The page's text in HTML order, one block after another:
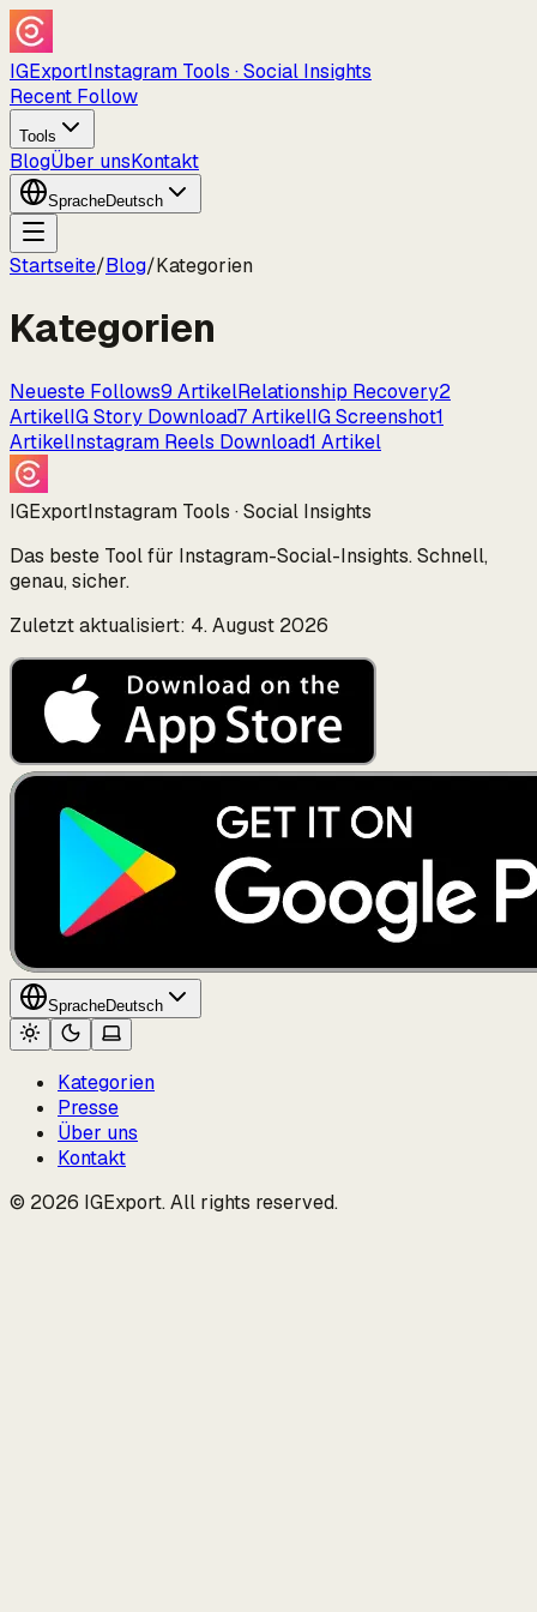
IGExportInstagram Tools · Social Insights
Recent Follow
Tools
BlogÜber unsKontakt
SpracheDeutsch
Startseite/Blog/Kategorien
Kategorien
Neueste Follows9 ArtikelRelationship Recovery2
ArtikelIG Story Download7ArtikelIG Screenshot1
ArtikelInstagram Reels Download1 Artikel
IGExportInstagram Tools · Social Insights
Das beste Tool für Instagram-Social-Insights. Schnell,
genau, sicher.
Zuletzt aktualisiert: 4. August 2026
SpracheDeutsch
Kategorien
Presse
Über uns
Kontakt
© 2026 IGExport. All rights reserved.